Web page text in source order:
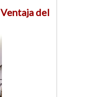
Ventaja del